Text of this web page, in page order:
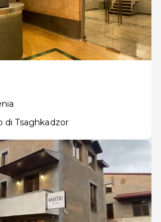
di Tsaghkadzor